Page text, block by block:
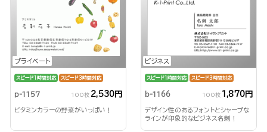
プライベート
スピード1時間対応 スピード3時間対応
p-1157 100枚 2,530円
ビタミンカラーの野菜がいっぱい！
ビジネス
スピード1時間対応 スピード3時間対応
b-1166 100枚 1,870円
デザイン性のあるフォントとシャープな
ラインが印象的なビジネス名刺！